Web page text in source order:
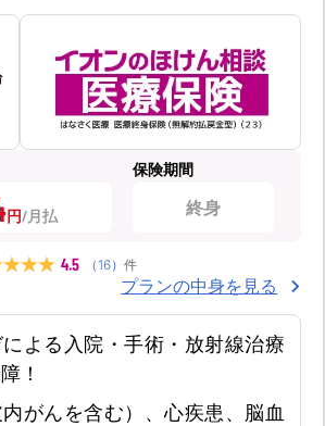
円
保険期間
終身
4.5 （ 16） 件
プランの中身を見る
よる入院・手術・放射線治療
！
がんを含む）、心疾患、脳血